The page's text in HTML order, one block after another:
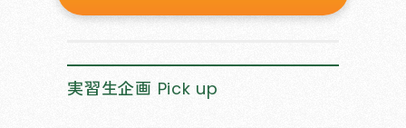
実習生企画 Pick up